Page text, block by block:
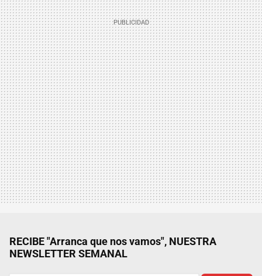
RECIBE "Arranca que nos vamos", NUESTRA
NEWSLETTER SEMANAL